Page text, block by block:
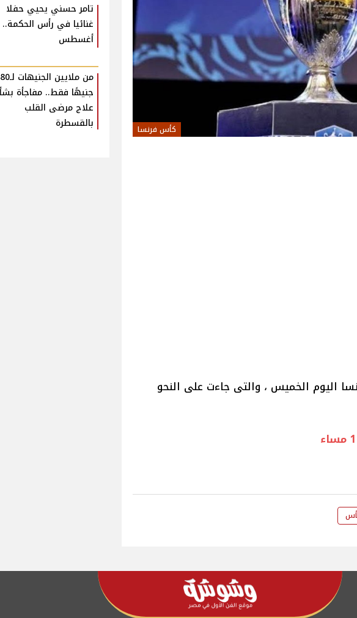
كأس فرنسا
اليوم الخميس ، والتى جاءت على النحو
تامر حسني يحيي حفلا
أغسطس
من ملايين
جنيهًا فقط.. مفاجأة
علاج مرضى القلب
بالقسطرة